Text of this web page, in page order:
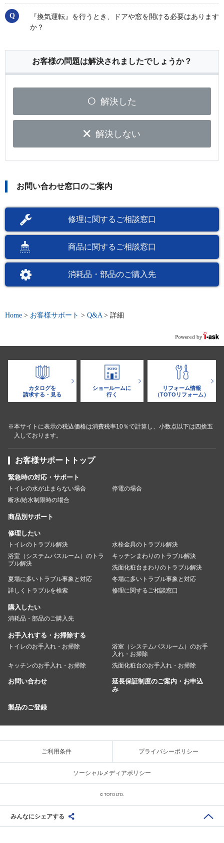
『換気運転』を行うとき、ドアや窓を開ける必要はあります
か？
お客様の問題は解決されましたでしょうか？
解決した
解決しない
お問い合わせ窓口のご案内
修理に関するご相談窓口
商品に関するご相談窓口
消耗品・部品のご購入先
Home > お客様サポート > Q&A > 詳細
カタログを
請求する・見る
ショールームに
行く
リフォーム情報
（TOTOリフォーム）
※本サイトに表示の税込価格は消費税率10％で計算し、小数点以下は四捨五
入しております。
お客様サポートトップ
緊急時の対応・サポート
トイレの水が止まらない場合
停電の場合
断水/給水制限時の場合
商品別サポート
修理したい
トイレのトラブル解決
水栓金具のトラブル解決
浴室（システムバスルーム）のトラ
ブル解決
キッチンまわりのトラブル解決
洗面化粧台まわりのトラブル解決
夏場に多いトラブル事象と対応
冬場に多いトラブル事象と対応
詳しくトラブルを検索
修理に関するご相談窓口
購入したい
消耗品・部品のご購入先
お手入れする・お掃除する
トイレのお手入れ・お掃除
浴室（システムバスルーム）のお手
入れ・お掃除
キッチンのお手入れ・お掃除
洗面化粧台のお手入れ・お掃除
お問い合わせ
延長保証制度のご案内・お申込
み
製品のご登録
ご利用条件 プライバシーポリシー
ソーシャルメディアポリシー
みんなにシェアする
© TOTO LTD.